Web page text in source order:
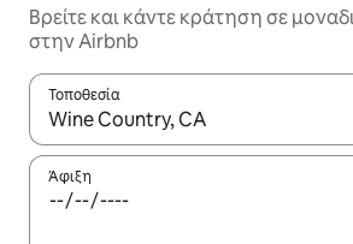
Βρείτε και κάντε κράτηση σε
στην Airbnb
Τοποθεσία
Όταν τα αποτελέσματα είναι
Άφιξη